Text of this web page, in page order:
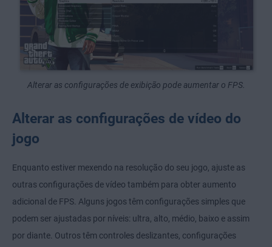
Alterar as configurações de exibição pode aumentar o FPS.
Alterar as configurações de vídeo do
jogo
Enquanto estiver mexendo na resolução do seu jogo, ajuste as
outras configurações de vídeo também para obter aumento
adicional de FPS. Alguns jogos têm configurações simples que
podem ser ajustadas por níveis: ultra, alto, médio, baixo e assim
por diante. Outros têm controles deslizantes, configurações